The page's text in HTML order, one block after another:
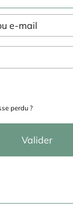
perdu ?
Valider